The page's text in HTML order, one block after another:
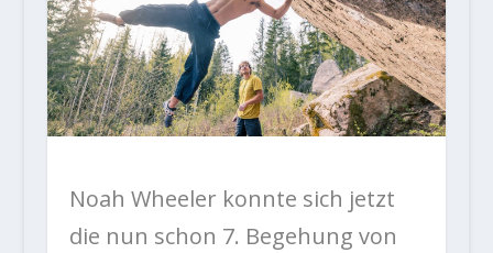
Noah Wheeler konnte sich jetzt
die nun schon 7. Begehung von